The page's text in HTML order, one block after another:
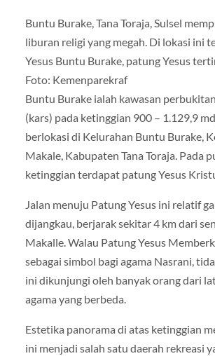
Buntu Burake, Tana Toraja, Sulsel
liburan religi yang megah. Di lokasi ini
Yesus Buntu Burake, patung Yesus
Foto: Kemenparekraf
Buntu Burake ialah kawasan
(kars) pada ketinggian 900 – 1.129,9
berlokasi di Kelurahan Buntu Burake,
Makale, Kabupaten Tana Toraja. Pada
ketinggian terdapat patung Yesus
Jalan menuju Patung Yesus ini relatif
dijangkau, berjarak sekitar 4 km dari
Makalle. Walau Patung Yesus
sebagai simbol bagi agama Nasrani,
ini dikunjungi oleh banyak orang dari
agama yang berbeda.
Estetika panorama di atas ketinggian
ini menjadi salah satu daerah rekreasi